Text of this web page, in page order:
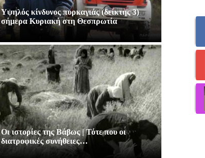
Υψηλός κίνδυνος πυρκαγιάς (δείκτης 3)
σήμερα Κυριακή στη Θεσπρωτία
Οι ιστορίες της Βάβως | Τότε που οι
διατροφικές συνήθειες…